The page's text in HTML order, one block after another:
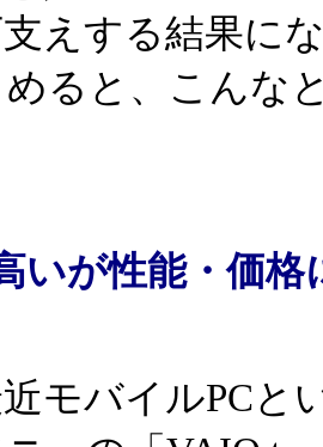
えする結果に
ると、こんな
いが性能・価
モバイルPCと